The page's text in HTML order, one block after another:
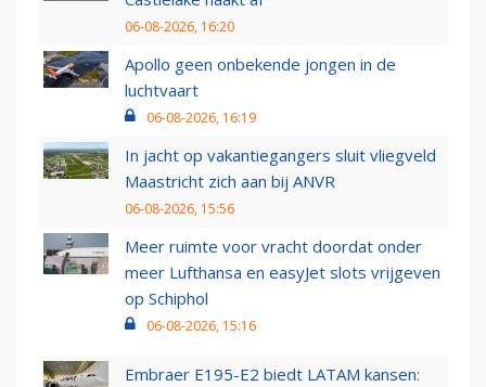
06-08-2026, 16:20
Apollo geen onbekende jongen in de
luchtvaart
06-08-2026, 16:19
In jacht op vakantiegangers sluit vliegveld
Maastricht zich aan bij ANVR
06-08-2026, 15:56
Meer ruimte voor vracht doordat onder
meer Lufthansa en easyJet slots vrijgeven
op Schiphol
06-08-2026, 15:16
Embraer E195-E2 biedt LATAM kansen: